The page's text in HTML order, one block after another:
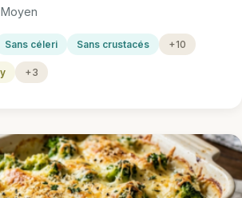
Moyen
Sans céleri Sans crustacés +10
+3